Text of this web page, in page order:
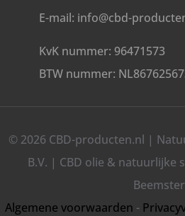
E-mail: info@cbd-
KvK nummer: 96471573
BTW nummer:
© 2026 CBD-producten.nl |
B.V. | CBD olie & natuurlijke
Beemster
Algemene voorwaarden -